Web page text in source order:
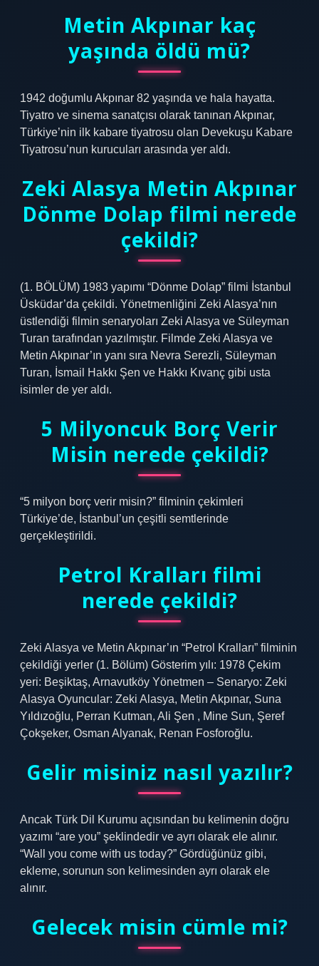
Metin Akpınar kaç
yaşında öldü mü?
1942 doğumlu Akpınar 82 yaşında ve hala hayatta.
Tiyatro ve sinema sanatçısı olarak tanınan Akpınar,
Türkiye’nin ilk kabare tiyatrosu olan Devekuşu Kabare
Tiyatrosu’nun kurucuları arasında yer aldı.
Zeki Alasya Metin Akpınar
Dönme Dolap filmi nerede
çekildi?
(1. BÖLÜM) 1983 yapımı “Dönme Dolap” filmi İstanbul
Üsküdar’da çekildi. Yönetmenliğini Zeki Alasya’nın
üstlendiği filmin senaryoları Zeki Alasya ve Süleyman
Turan tarafından yazılmıştır. Filmde Zeki Alasya ve
Metin Akpınar’ın yanı sıra Nevra Serezli, Süleyman
Turan, İsmail Hakkı Şen ve Hakkı Kıvanç gibi usta
isimler de yer aldı.
5 Milyoncuk Borç Verir
Misin nerede çekildi?
“5 milyon borç verir misin?” filminin çekimleri
Türkiye’de, İstanbul’un çeşitli semtlerinde
gerçekleştirildi.
Petrol Kralları filmi
nerede çekildi?
Zeki Alasya ve Metin Akpınar’ın “Petrol Kralları” filminin
çekildiği yerler (1. Bölüm) Gösterim yılı: 1978 Çekim
yeri: Beşiktaş, Arnavutköy Yönetmen – Senaryo: Zeki
Alasya Oyuncular: Zeki Alasya, Metin Akpınar, Suna
Yıldızoğlu, Perran Kutman, Ali Şen , Mine Sun, Şeref
Çokşeker, Osman Alyanak, Renan Fosforoğlu.
Gelir misiniz nasıl yazılır?
Ancak Türk Dil Kurumu açısından bu kelimenin doğru
yazımı “are you” şeklindedir ve ayrı olarak ele alınır.
“Wall you come with us today?” Gördüğünüz gibi,
ekleme, sorunun son kelimesinden ayrı olarak ele
alınır.
Gelecek misin cümle mi?